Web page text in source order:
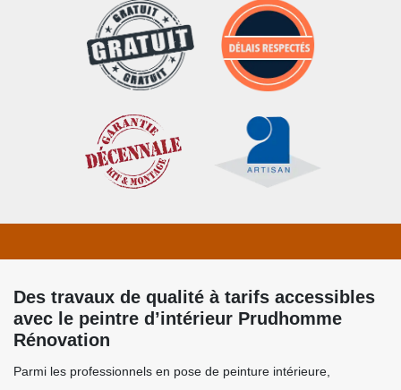
Des travaux de qualité à tarifs accessibles
avec le peintre d’intérieur Prudhomme
Rénovation
Parmi les professionnels en pose de peinture intérieure,